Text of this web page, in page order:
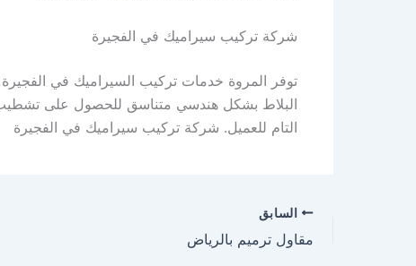
شركة تركيب سيراميك في الفجيرة
توفر المروة خدمات تركيب السيراميك في
البلاط بشكل هندسي متناسق للحصول على تشطيب
التام للعميل. شركة تركيب سيراميك في الفجيرة
السابق
مقاول ترميم بالرياض